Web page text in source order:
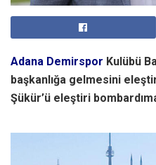
Adana Demirspor Kulübü
başkanlığa gelmesini
Şükür’ü eleştiri